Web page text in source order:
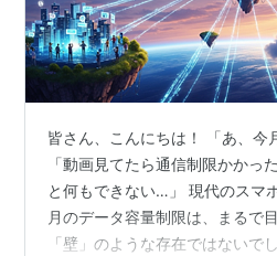
皆さん、こんにちは！ 「あ、今
「動画見てたら通信制限かか
と何もできない…」 現代のスマ
月のデータ容量制限は、まるで
「壁」のような存在ではないで